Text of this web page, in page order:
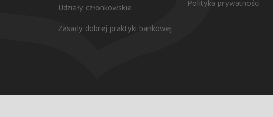
Udziały członkowskie
Zasady dobrej praktyki bankowej
Polityka prywatności